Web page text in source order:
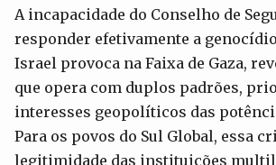
A incapacidade do Conselho de
responder efetivamente a
Israel provoca na Faixa de Gaza,
que opera com duplos padrões,
interesses geopolíticos das
Para os povos do Sul Global, essa
legitimidade das instituições